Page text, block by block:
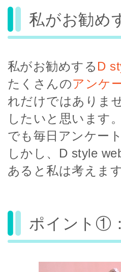
私がお勧め
私がお勧めする D
たくさんのアンケ
れだけではありま
したいと思います
でも毎日アンケー
しかし、D style
あると私は考えます
ポイント①